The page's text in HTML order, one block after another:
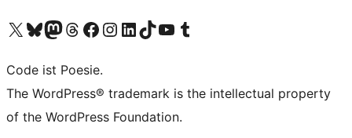
Das X-Konto (früher Twitter) von WordPress.org besuchen
Das Bluesky-Konto von WordPress.org besuchen
Das Mastodon-Konto von WordPress.org besuchen
Das Threads-Konto von WordPress.org besuchen
Die Facebook-Seite von WordPress.org besuchen
Das Instagram-Konto von WordPress.org besuchen
Das LinkedIn-Konto von WordPress.org besuchen
Das TikTok-Konto von WordPress.org besuchen
Den YouTube-Kanal von WordPress.org besuchen
Das Tumblr-Konto von WordPress.org besuchen
Code ist Poesie.
The WordPress® trademark is the intellectual property
of the WordPress Foundation.